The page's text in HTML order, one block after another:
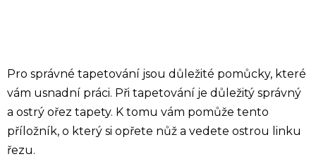
Pro správné tapetování jsou důležité pomůcky, které
vám usnadní práci. Při tapetování je důležitý správný
a ostrý ořez tapety. K tomu vám pomůže tento
příložník, o který si opřete nůž a vedete ostrou linku
řezu.